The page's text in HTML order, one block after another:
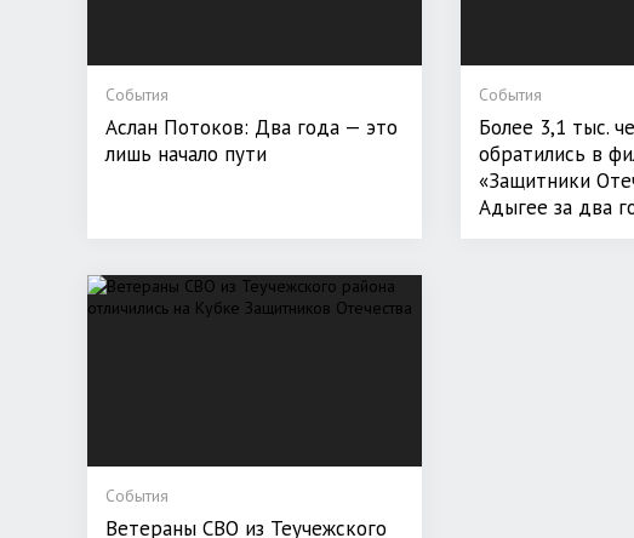
События
Аслан Потоков: Два года — это
лишь начало пути
События
Более 3,1 тыс.
обратились в
«Защитники
Адыгее за два
События
Ветераны СВО из Теучежского